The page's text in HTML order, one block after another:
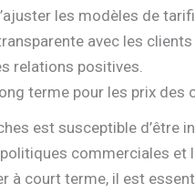
les modèles de
avec les
relations positives.
terme pour les prix des
est susceptible d’être
commerciales
à court terme, il est